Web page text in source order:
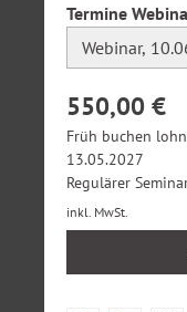
Termine
550,00 €
Früh buchen
13.05.2027
Regulärer
inkl. MwSt.